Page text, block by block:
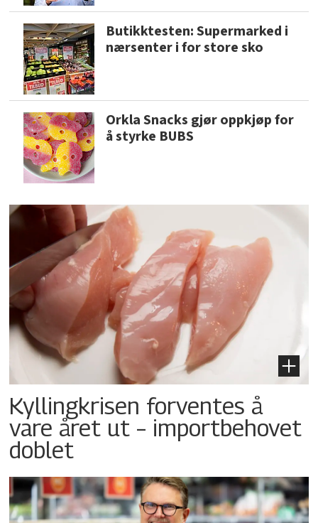
Butikktesten: Supermarked i
nærsenter i for store sko
Orkla Snacks gjør oppkjøp for
å styrke BUBS
Kyllingkrisen forventes å
vare året ut – importbehovet
doblet